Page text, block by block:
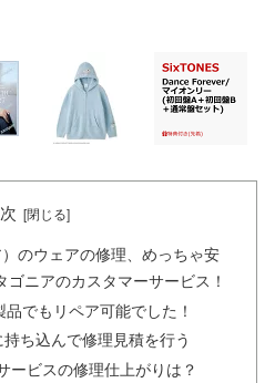
のウェアの修理、めっちゃ安
ゴニアのカスタマーサービス！
でもリペア可能でした！
ち込んで修理見積を行う
ービスの修理仕上がりは？